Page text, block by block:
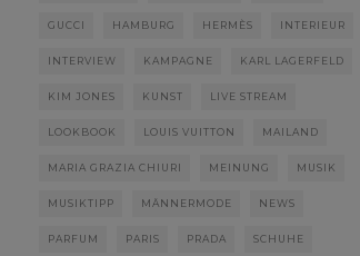
GUCCI HAMBURG HERMÈS INTERIEUR
INTERVIEW KAMPAGNE KARL LAGERFELD
KIM JONES KUNST LIVE STREAM
LOOKBOOK LOUIS VUITTON MAILAND
MARIA GRAZIA CHIURI MEINUNG MUSIK
MUSIKTIPP MÄNNERMODE NEWS
PARFUM PARIS PRADA SCHUHE